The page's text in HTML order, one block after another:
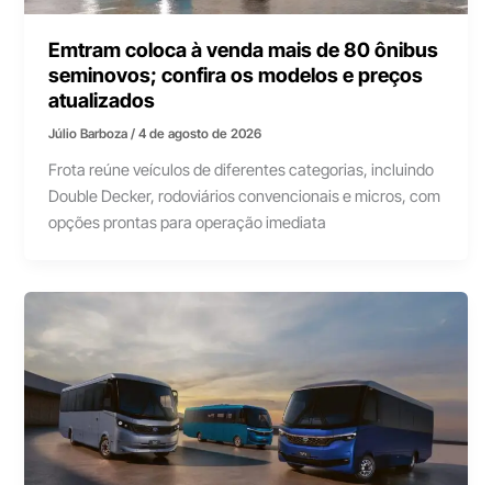
Emtram coloca à venda mais de 80 ônibus
seminovos; confira os modelos e preços
atualizados
Júlio Barboza/4 de agosto de 2026
Frota reúne veículos de diferentes categorias, incluindo
Double Decker, rodoviários convencionais e micros, com
opções prontas para operação imediata